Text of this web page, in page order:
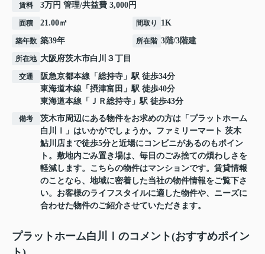
賃料 3万円 管理/共益費 3,000円
面積 21.00㎡ 間取り 1K
築年数 築39年 所在階 3階/3階建
所在地 大阪府茨木市白川 ３丁目
交通 阪急京都本線 「 総持寺 」駅 徒歩34分
東海道本線 「 摂津富田 」駅 徒歩40分
東海道本線 「 ＪＲ総持寺 」駅 徒歩43分
備考
茨木市周辺にある物件をお求めの方は「プラットホーム
白川Ⅰ」はいかがでしょうか。ファミリーマート 茨木
鮎川店まで徒歩5分と近場にコンビニがあるのもポイン
ト。敷地内ごみ置き場は、毎日のごみ捨ての煩わしさを
軽減します。こちらの物件はマンションです。賃貸情報
のことなら、地域に密着した当社の物件情報をご覧下さ
い。お客様のライフスタイルに適した物件や、ニーズに
合わせた物件のご紹介させていただきます。
プラットホーム白川Ⅰのコメント(おすすめポイン